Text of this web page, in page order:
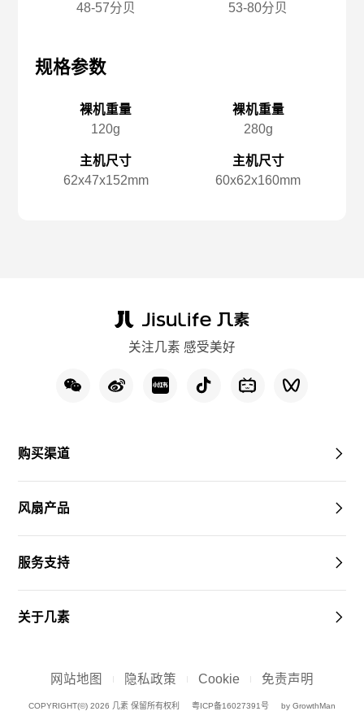
48-57分贝
规格参数
裸机重量
120g
主机尺寸
62x️47x️152mm
53-80分贝
裸机重量
280g
主机尺寸
60x️62x️160mm
关注几素 感受美好
购买渠道
风扇产品
服务支持
关于几素
COPYRIGHT(©) 2026 几素 保留所有权利 粤ICP备16027391号 by GrowthMan
网站地图 隐私政策 Cookie 免责声明